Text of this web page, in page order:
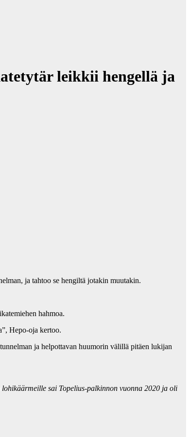
leikkii hengellä ja
ja tahtoo se hengiltä jotakin muutakin.
hahmoa.
Hepo-oja kertoo.
ja helpottavan huumorin välillä pitäen lukijan
sai Topelius-palkinnon vuonna 2020 ja oli